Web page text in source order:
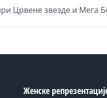
Црвене звезде и Мега
Женске